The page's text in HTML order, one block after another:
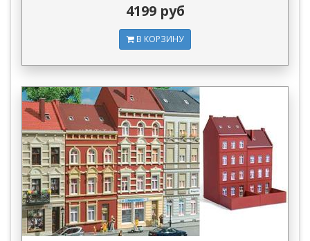
4199 руб
В КОРЗИНУ